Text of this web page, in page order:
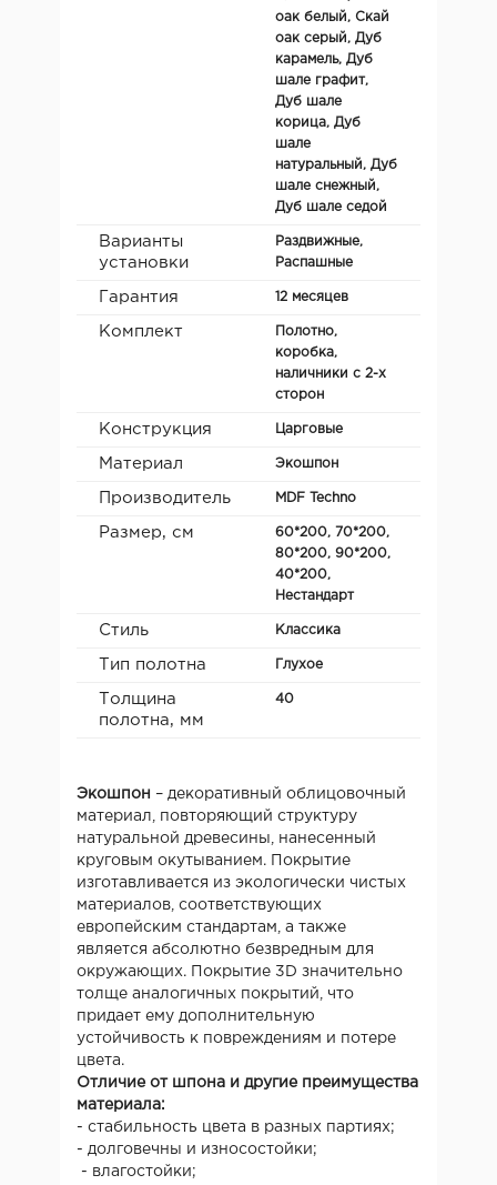
оак белый, Скай
оак серый, Дуб
карамель, Дуб
шале графит,
Дуб шале
корица, Дуб
шале
натуральный, Дуб
шале снежный,
Дуб шале седой
Варианты
установки
Раздвижные,
Распашные
Гарантия 12 месяцев
Комплект
Полотно,
коробка,
наличники с 2-х
сторон
Конструкция Царговые
Материал Экошпон
Производитель MDF Teсhno
Размер, см
60*200, 70*200,
80*200, 90*200,
40*200,
Нестандарт
Стиль Классика
Тип полотна Глухое
Толщина
полотна, мм
40
Экошпон – декоративный облицовочный
материал, повторяющий структуру
натуральной древесины, нанесенный
круговым окутыванием. Покрытие
изготавливается из экологически чистых
материалов, соответствующих
европейским стандартам, а также
является абсолютно безвредным для
окружающих. Покрытие 3D значительно
толще аналогичных покрытий, что
придает ему дополнительную
устойчивость к повреждениям и потере
цвета.
Отличие от шпона и другие преимущества
материала:
- стабильность цвета в разных партиях;
- долговечны и износостойки;
- влагостойки;